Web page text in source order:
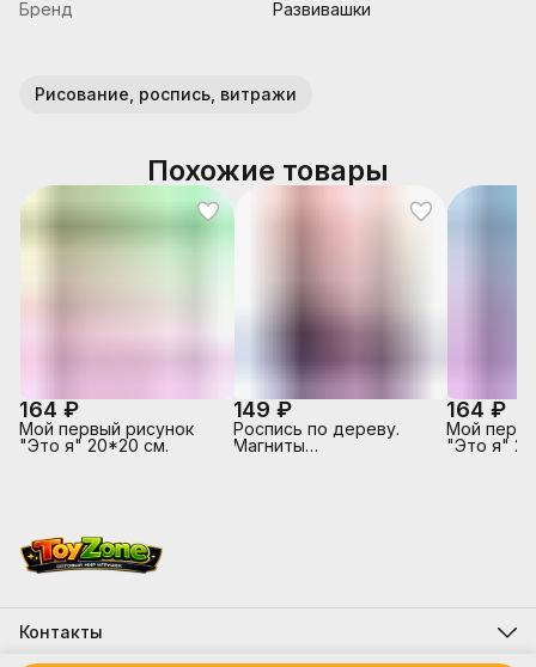
Бренд
Развивашки
Рисование, роспись, витражи
Похожие товары
164 ₽
Мой первый рисунок
"Это я" 20*20 см.
149 ₽
Роспись по дереву.
Магниты
164 ₽
Мой
"Это я"
Контакты
Адрес